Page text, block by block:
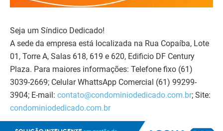
Seja um Síndico Dedicado!
A sede da empresa está localizada na Rua Copaíba, Lote
01, Torre A, Salas 618, 619 e 620, Edificio DF Century
Plaza. Para maiores informações: Telefone fixo (61)
3039-2669; Celular WhattsApp Comercial (61) 99299-
3904; E-mail: contato@condominiodedicado.com.br; Site:
condominiodedicado.com.br